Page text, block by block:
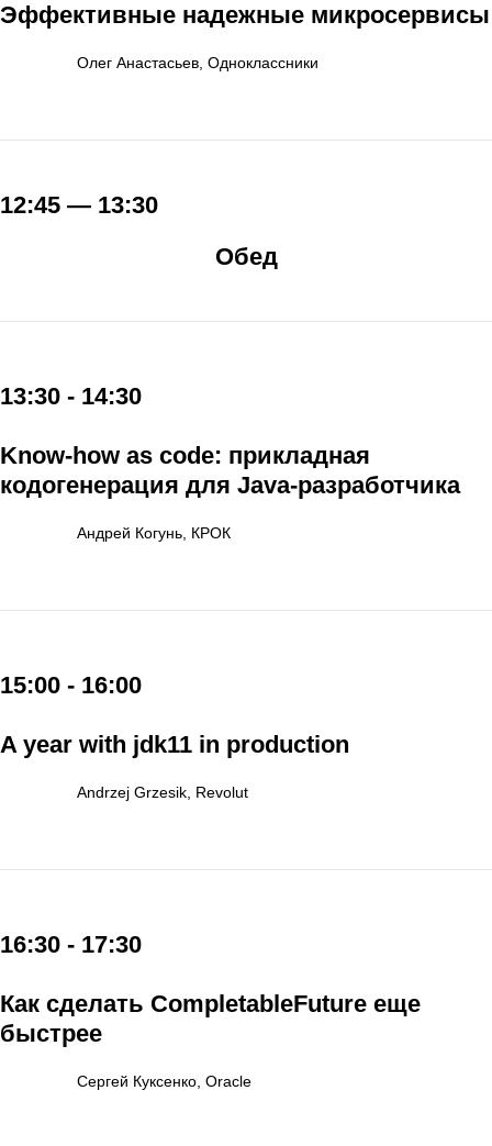
Эффективные надежные микросервисы
Олег Анастасьев, Одноклассники
12:45 — 13:30
Обед
13:30 - 14:30
Know-how as code: прикладная
кодогенерация для Java-разработчика
Андрей Когунь, КРОК
15:00 - 16:00
A year with jdk11 in production
Andrzej Grzesik, Revolut
16:30 - 17:30
Как сделать CompletableFuture еще
быстрее
Сергей Куксенко, Oracle